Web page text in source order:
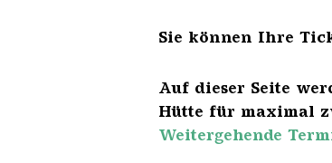
Sie können Ihre
Auf dieser Seite
Hütte für maximal
Weitergehende